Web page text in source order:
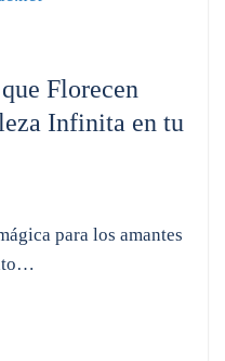
Florecen
Infinita en tu
para los amantes